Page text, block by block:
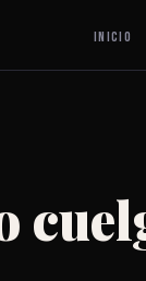
INICIO